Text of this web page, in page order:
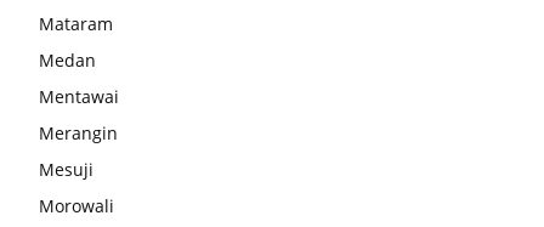
Mataram
Medan
Mentawai
Merangin
Mesuji
Morowali